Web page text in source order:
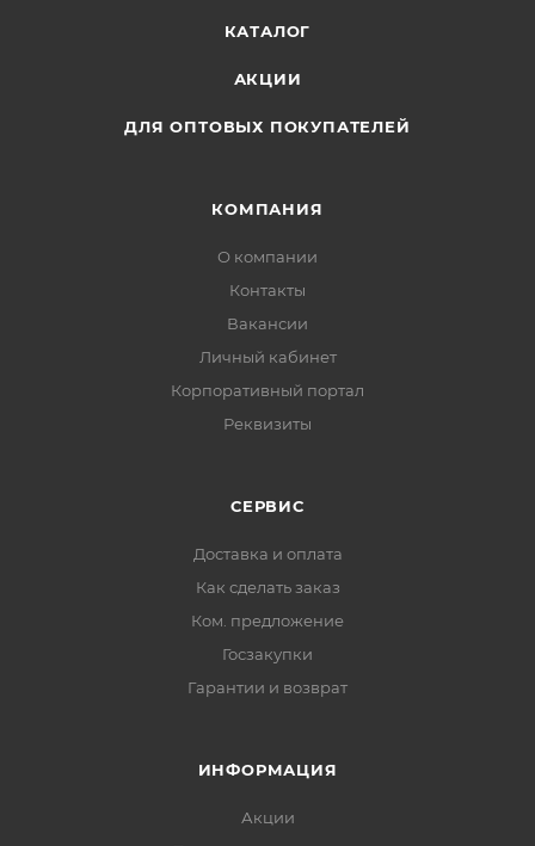
КАТАЛОГ
АКЦИИ
ДЛЯ ОПТОВЫХ ПОКУПАТЕЛЕЙ
КОМПАНИЯ
О компании
Контакты
Вакансии
Личный кабинет
Корпоративный портал
Реквизиты
СЕРВИС
Доставка и оплата
Как сделать заказ
Ком. предложение
Госзакупки
Гарантии и возврат
ИНФОРМАЦИЯ
Акции